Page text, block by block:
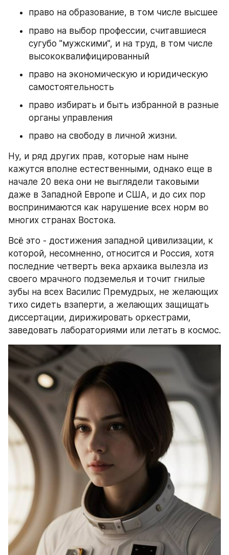
право на образование, в том числе высшее
право на выбор профессии, считавшиеся
сугубо "мужскими", и на труд, в том числе
высококвалифицированный
право на экономическую и юридическую
самостоятельность
право избирать и быть избранной в разные
органы управления
право на свободу в личной жизни.
Ну, и ряд других прав, которые нам ныне
кажутся вполне естественными, однако еще в
начале 20 века они не выглядели таковыми
даже в Западной Европе и США, и до сих пор
воспринимаются как нарушение всех норм во
многих странах Востока.
Всё это - достижения западной цивилизации, к
которой, несомненно, относится и Россия, хотя
последние четверть века архаика вылезла из
своего мрачного подземелья и точит гнилые
зубы на всех Василис Премудрых, не желающих
тихо сидеть взаперти, а желающих защищать
диссертации, дирижировать оркестрами,
заведовать лабораториями или летать в космос.